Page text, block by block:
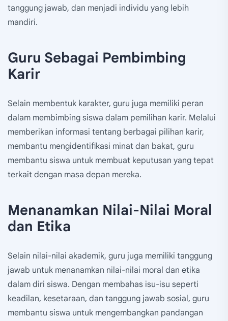
tanggung jawab, dan menjadi individu yang lebih
mandiri.
Guru Sebagai Pembimbing
Karir
Selain membentuk karakter, guru juga memiliki peran
dalam membimbing siswa dalam pemilihan karir. Melalui
memberikan informasi tentang berbagai pilihan karir,
membantu mengidentifikasi minat dan bakat, guru
membantu siswa untuk membuat keputusan yang tepat
terkait dengan masa depan mereka.
Menanamkan Nilai-Nilai Moral
dan Etika
Selain nilai-nilai akademik, guru juga memiliki tanggung
jawab untuk menanamkan nilai-nilai moral dan etika
dalam diri siswa. Dengan membahas isu-isu seperti
keadilan, kesetaraan, dan tanggung jawab sosial, guru
membantu siswa untuk mengembangkan pandangan